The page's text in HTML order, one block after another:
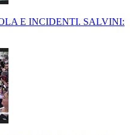
E INCIDENTI. SALVINI: